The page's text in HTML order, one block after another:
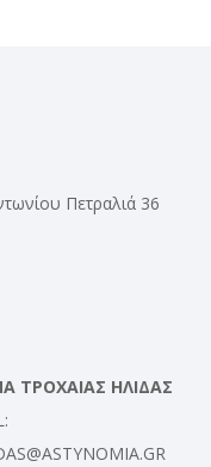
Πετραλιά 36
ΤΡΟΧΑΙΑΣ ΗΛΙΔΑΣ